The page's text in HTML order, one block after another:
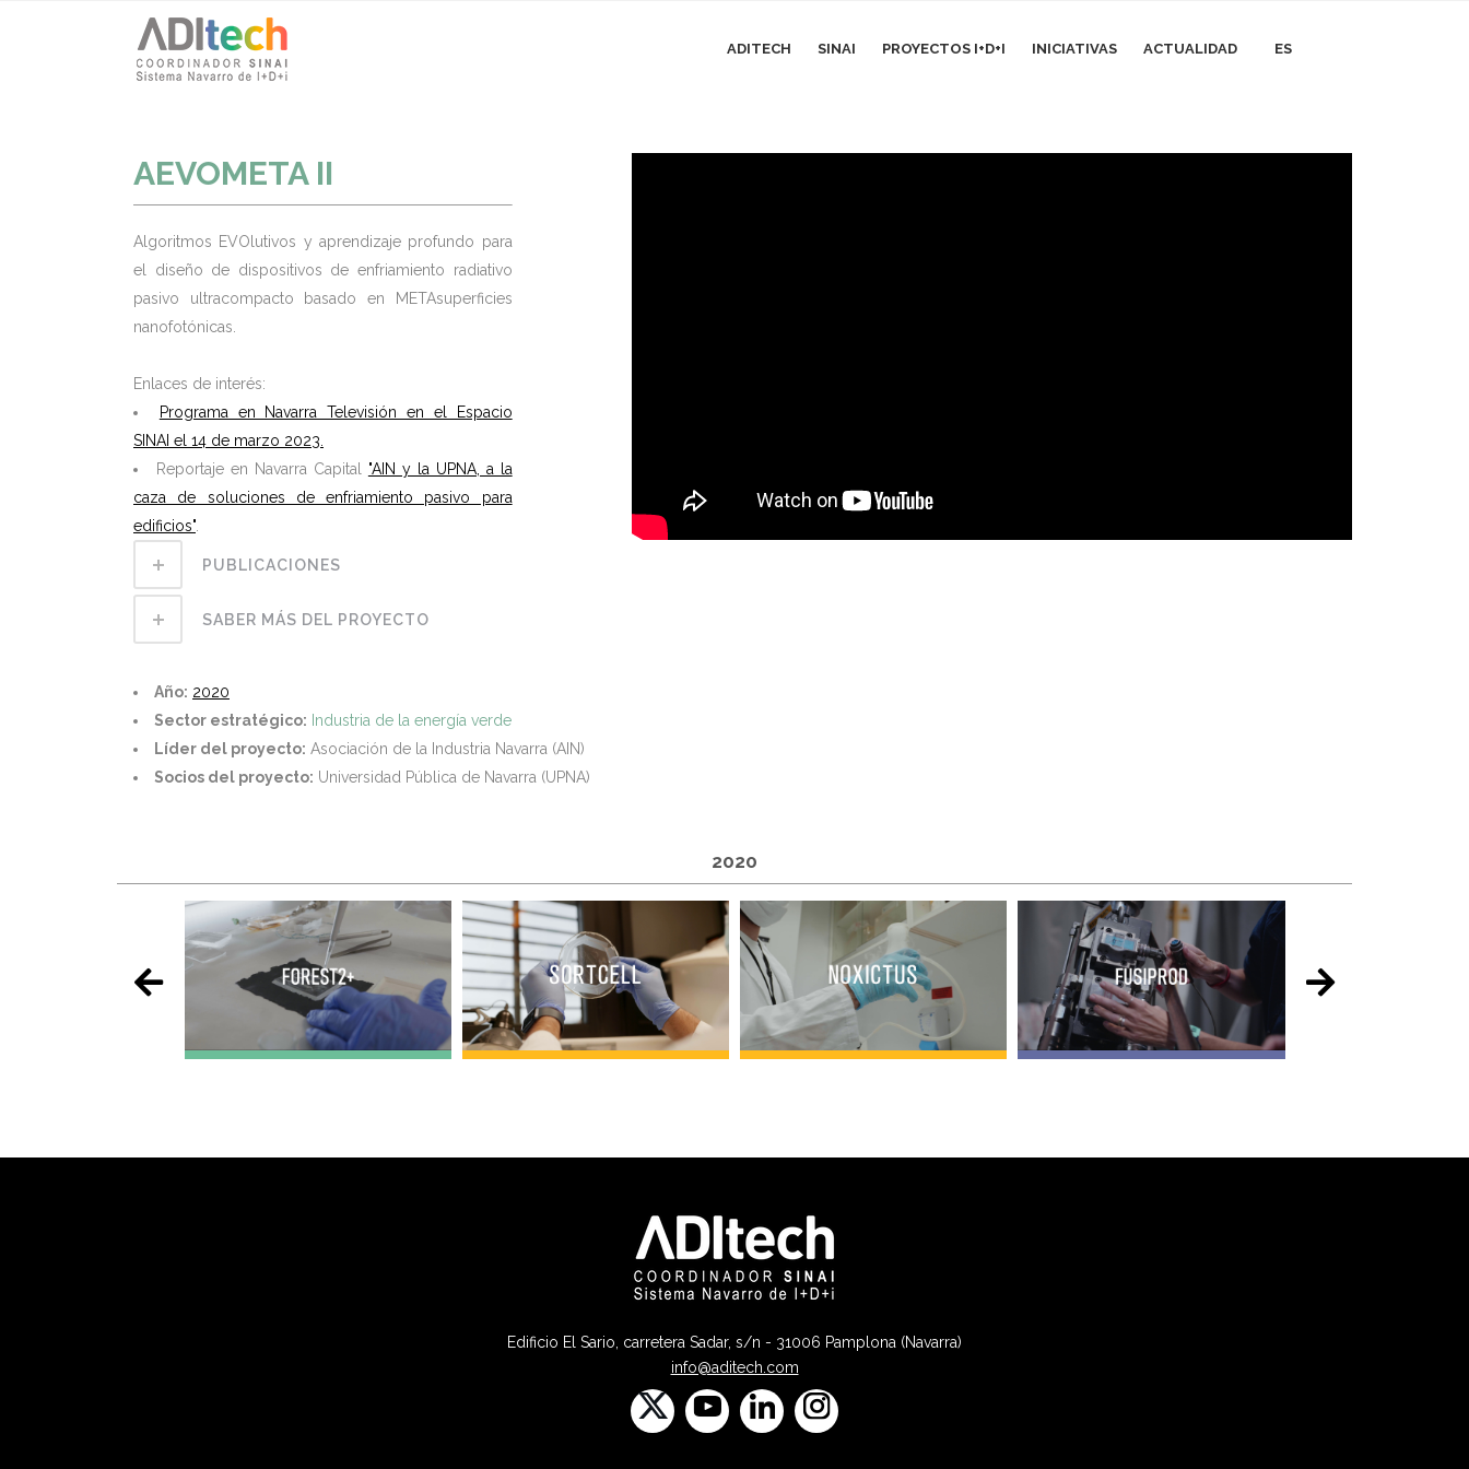
ADITECH SINAI PROYECTOS I+D+I INICIATIVAS ACTUALIDAD ES
AEVOMETA II
Algoritmos EVOlutivos y aprendizaje profundo para
el diseño de dispositivos de enfriamiento radiativo
pasivo ultracompacto basado en METAsuperficies
nanofotónicas.
Enlaces de interés:
Programa en Navarra Televisión en el Espacio
SINAI el 14 de marzo 2023.
Reportaje en Navarra Capital "AIN y la UPNA, a la
caza de soluciones de enfriamiento pasivo para
edificios"
PUBLICACIONES
SABER MÁS DEL PROYECTO
Año: 2020
Sector estratégico: Industria de la energía verde
Líder del proyecto: Asociación de la Industria Navarra (AIN)
Socios del proyecto: Universidad Pública de Navarra (UPNA)
2020
Edificio El Sario, carretera Sadar, s/n - 31006 Pamplona (Navarra)
info@aditech.com